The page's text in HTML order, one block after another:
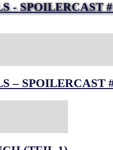
- SPOILERCAST
– SPOILERCAST